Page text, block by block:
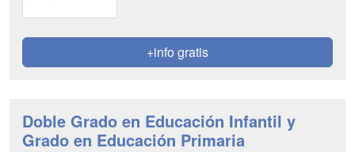
+info gratis
Doble Grado en Educación Infantil y
Grado en Educación Primaria